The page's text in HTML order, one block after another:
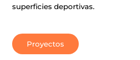
superficies deportivas.
Proyectos